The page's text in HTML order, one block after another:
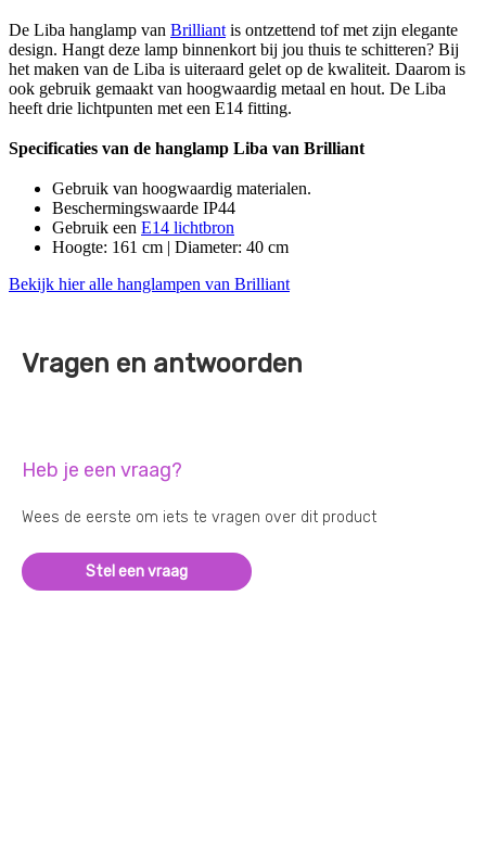
De Liba hanglamp van Brilliantis ontzettend tof met zijn elegante
design. Hangt deze lamp binnenkort bij jou thuis te schitteren? Bij
het maken van de Liba is uiteraard gelet op de kwaliteit. Daarom is
ook gebruik gemaakt van hoogwaardig metaal en hout. De Liba
heeft drie lichtpunten met een E14 fitting.
Specificaties van de hanglamp Liba van Brilliant
Gebruik van hoogwaardig materialen.
Beschermingswaarde IP44
Gebruik een E14 lichtbron
Hoogte: 161 cm | Diameter: 40 cm
Bekijk hier alle hanglampen van Brilliant
Vragen en antwoorden
Heb je een vraag?
Wees de eerste om iets te vragen over dit product
Stel een vraag